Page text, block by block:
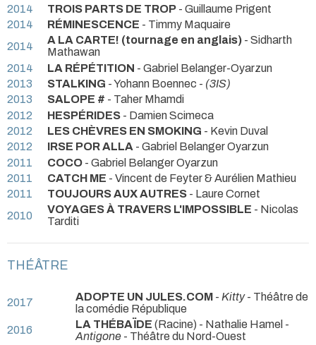
2014
TROIS PARTS DE TROP - Guillaume Prigent
2014
RÉMINESCENCE - Timmy Maquaire
2014
A LA CARTE! (tournage en anglais) - Sidharth
Mathawan
2014
LA RÉPÉTITION - Gabriel Belanger-Oyarzun
2013
STALKING - Yohann Boennec - (3IS)
2013
SALOPE # - Taher Mhamdi
2012
HESPÉRIDES - Damien Scimeca
2012
LES CHÈVRES EN SMOKING - Kevin Duval
2012
IRSE POR ALLA - Gabriel Belanger Oyarzun
2011
COCO - Gabriel Belanger Oyarzun
2011
CATCH ME - Vincent de Feyter & Aurélien Mathieu
2011
TOUJOURS AUX AUTRES - Laure Cornet
2010
VOYAGES À TRAVERS L'IMPOSSIBLE - Nicolas
Tarditi
THÉÂTRE
2017 ADOPTE UN JULES.COM - Kitty- Théâtre de
la comédie République
2016
LA THÉBAÏDE (Racine) - Nathalie Hamel -
Antigone - Théâtre du Nord-Ouest